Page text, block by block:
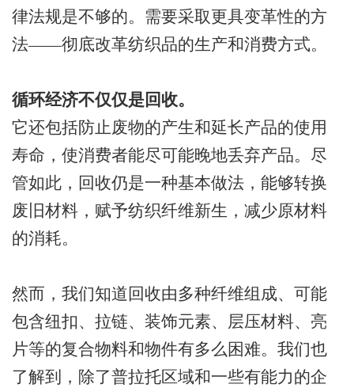
律法规是不够的。需要采取更具变革性的方
法——彻底改革纺织品的生产和消费方式。
循环经济不仅仅是回收。
它还包括防止废物的产生和延长产品的使用
寿命，使消费者能尽可能晚地丢弃产品。尽
管如此，回收仍是一种基本做法，能够转换
废旧材料，赋予纺织纤维新生，减少原材料
的消耗。
然而，我们知道回收由多种纤维组成、可能
包含纽扣、拉链、装饰元素、层压材料、亮
片等的复合物料和物件有多么困难。我们也
了解到，除了普拉托区域和一些有能力的企